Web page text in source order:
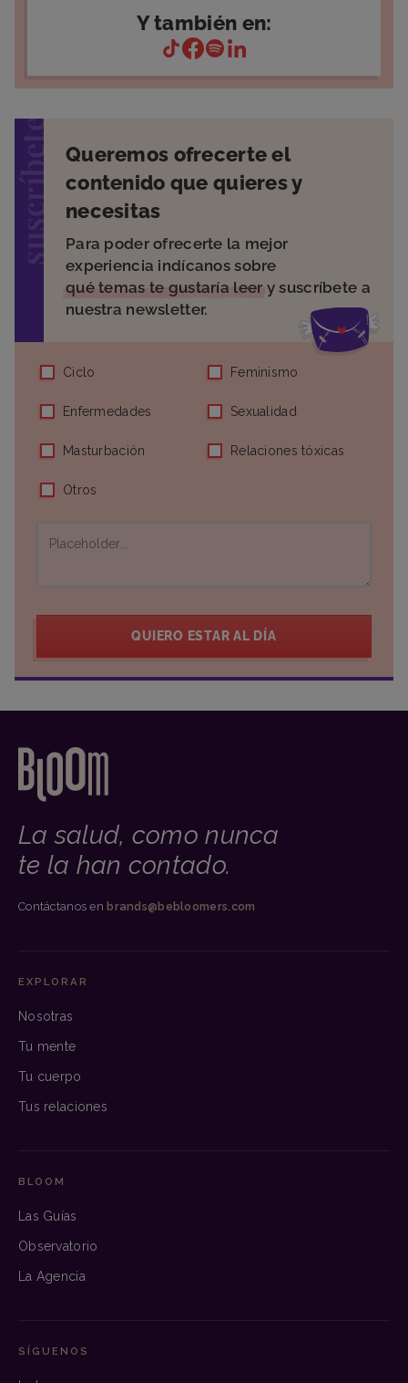
Y también en:
Queremos ofrecerte el
contenido que quieres y
necesitas
Para poder ofrecerte la mejor
experiencia indícanos sobre
qué temas te gustaría leer y suscríbete a
nuestra newsletter.
Ciclo Feminismo
Enfermedades Sexualidad
Masturbación Relaciones tóxicas
Otros
QUIERO ESTAR AL DÍA
La salud, como nunca
te la han contado.
Contáctanos enbrands@bebloomers.com
EXPLORAR
Nosotras
Tu mente
Tu cuerpo
Tus relaciones
BLOOM
Las Guías
Observatorio
La Agencia
SÍGUENOS